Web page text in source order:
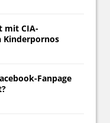
mit CIA-
Kinderpornos
Fanpage